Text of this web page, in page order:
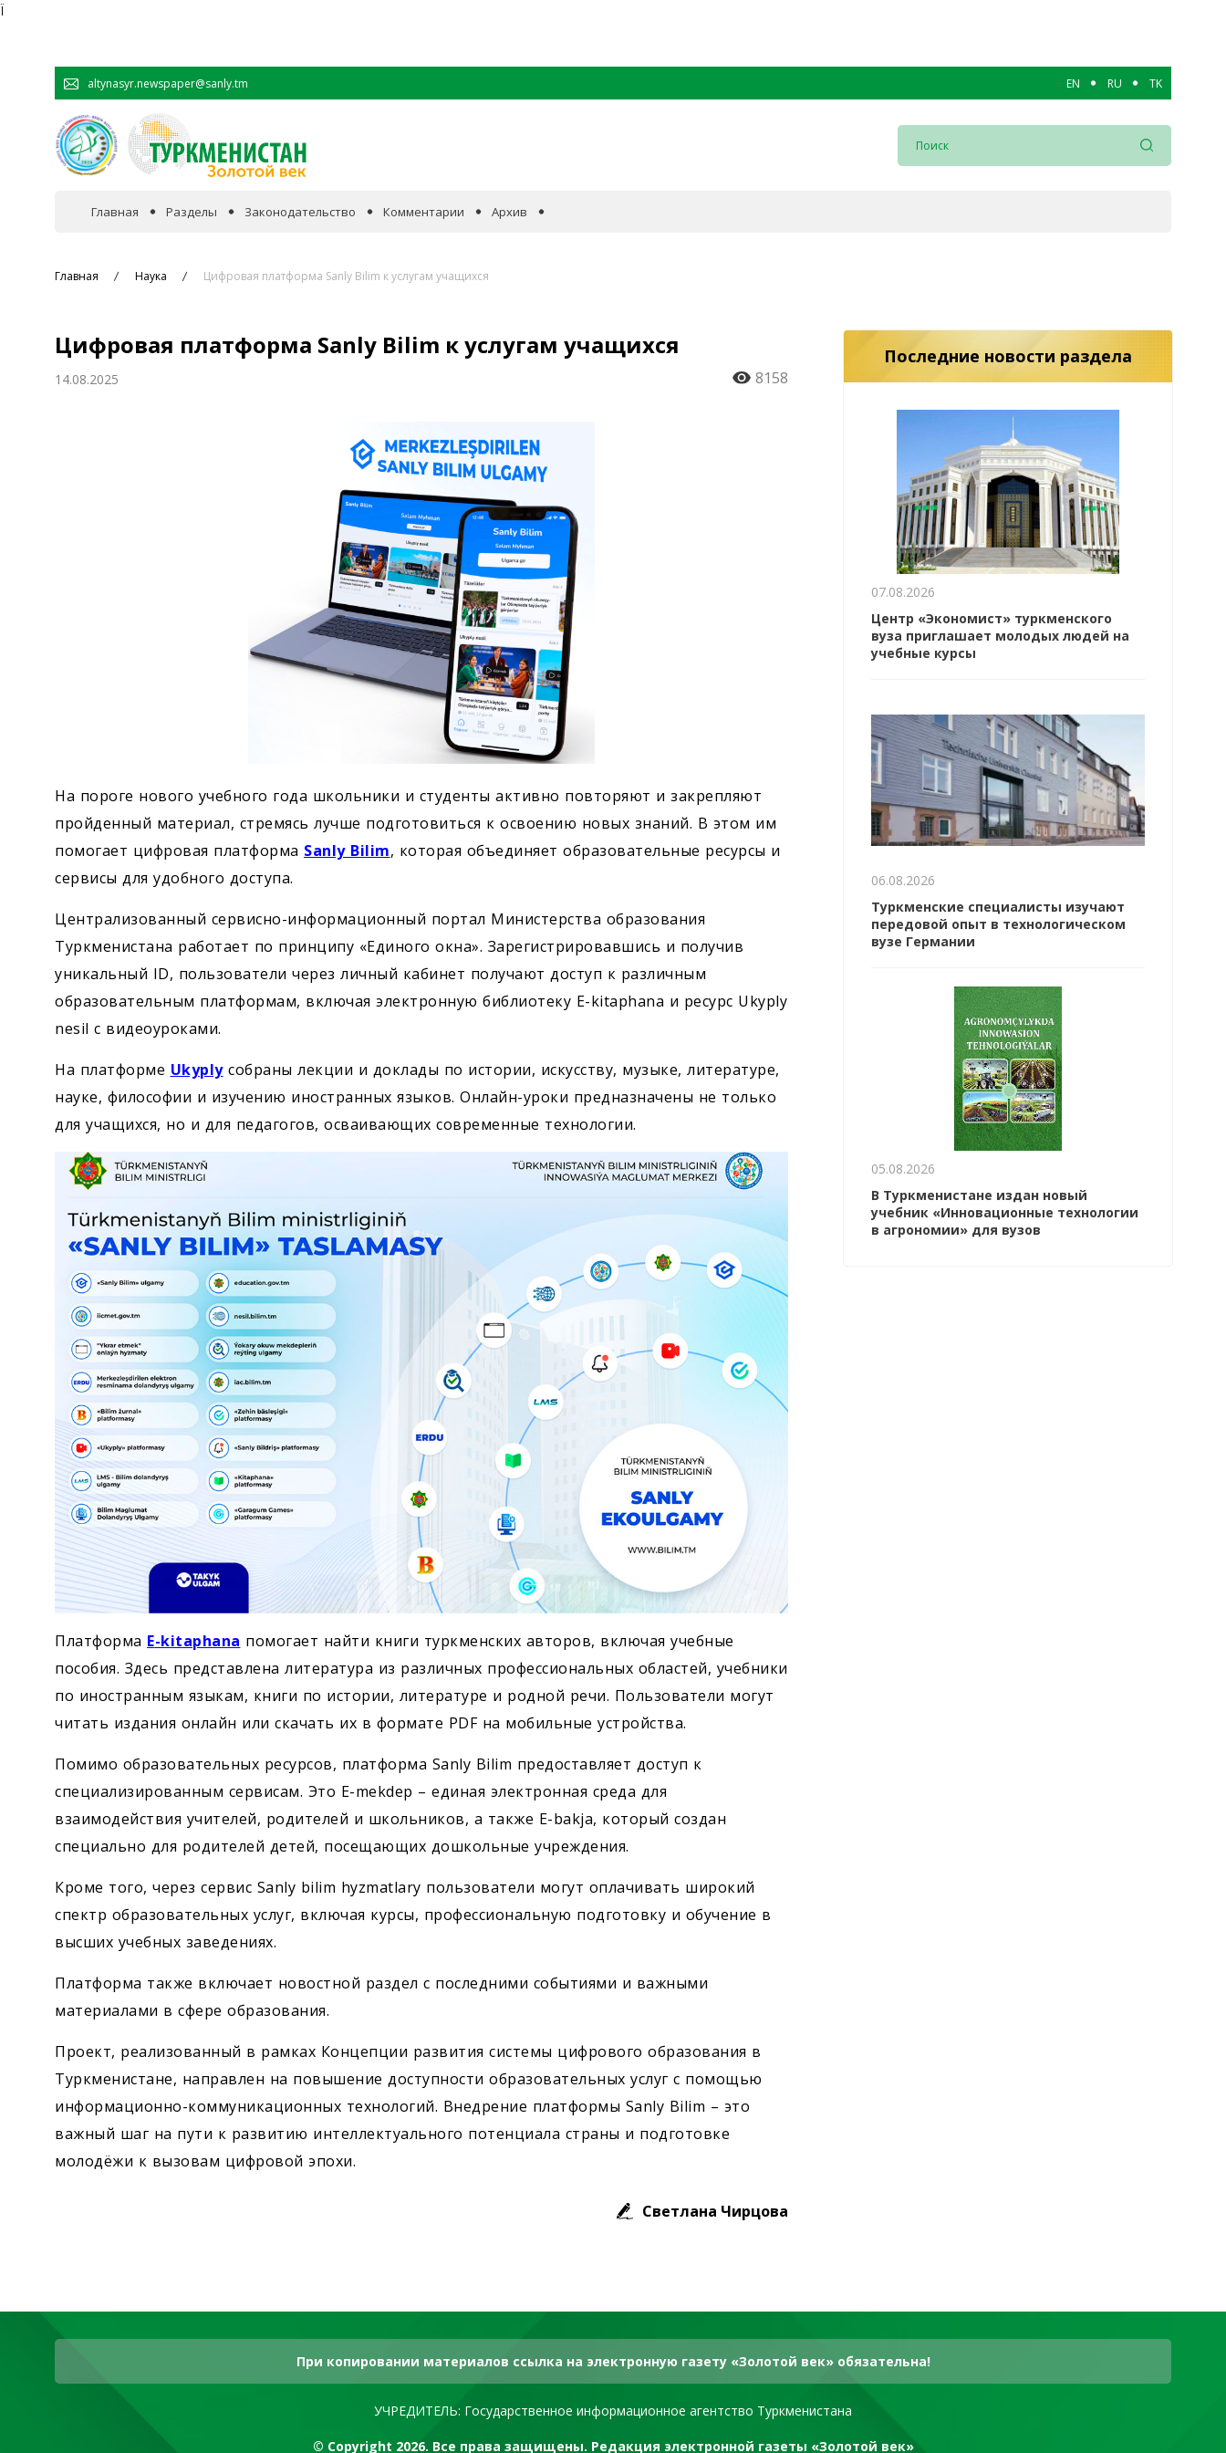
Ï
altynasyr.newspaper@sanly.tm EN RU TK
Главная Разделы
Сотрудничество
Законодательство Комментарии Архив
Главная Наука Цифровая платформа Sanly Bilim к услугам учащихся
Цифровая платформа Sanly Bilim к услугам учащихся
14.08.2025 8158
На пороге нового учебного года школьники и студенты активно повторяют и закрепляют
пройденный материал, стремясь лучше подготовиться к освоению новых знаний. В этом им
помогает цифровая платформа Sanly Bilim, которая объединяет образовательные ресурсы и
сервисы для удобного доступа.
Централизованный сервисно-информационный портал Министерства образования
Туркменистана работает по принципу «Единого окна». Зарегистрировавшись и получив
уникальный ID, пользователи через личный кабинет получают доступ к различным
образовательным платформам, включая электронную библиотеку E-kitaphana и ресурс Ukyply
nesil с видеоуроками.
На платформе Ukyply собраны лекции и доклады по истории, искусству, музыке, литературе,
науке, философии и изучению иностранных языков. Онлайн-уроки предназначены не только
для учащихся, но и для педагогов, осваивающих современные технологии.
Платформа E-kitaphana помогает найти книги туркменских авторов, включая учебные
пособия. Здесь представлена литература из различных профессиональных областей, учебники
по иностранным языкам, книги по истории, литературе и родной речи. Пользователи могут
читать издания онлайн или скачать их в формате PDF на мобильные устройства.
Помимо образовательных ресурсов, платформа Sanly Bilim предоставляет доступ к
специализированным сервисам. Это E-mekdep – единая электронная среда для
взаимодействия учителей, родителей и школьников, а также E-bakja, который создан
специально для родителей детей, посещающих дошкольные учреждения.
Кроме того, через сервис Sanly bilim hyzmatlary пользователи могут оплачивать широкий
спектр образовательных услуг, включая курсы, профессиональную подготовку и обучение в
высших учебных заведениях.
Платформа также включает новостной раздел с последними событиями и важными
материалами в сфере образования.
Проект, реализованный в рамках Концепции развития системы цифрового образования в
Туркменистане, направлен на повышение доступности образовательных услуг с помощью
информационно-коммуникационных технологий. Внедрение платформы Sanly Bilim – это
важный шаг на пути к развитию интеллектуального потенциала страны и подготовке
молодёжи к вызовам цифровой эпохи.
Светлана Чирцова
Последние новости раздела
07.08.2026
Центр «Экономист» туркменского
вуза приглашает молодых людей на
учебные курсы
06.08.2026
Туркменские специалисты изучают
передовой опыт в технологическом
вузе Германии
05.08.2026
В Туркменистане издан новый
учебник «Инновационные технологии
в агрономии» для вузов
При копировании материалов ссылка на электронную газету «Золотой век» обязательна!
УЧРЕДИТЕЛЬ: Государственное информационное агентство Туркменистана
© Copyright 2026. Все права защищены. Редакция электронной газеты «Золотой век»